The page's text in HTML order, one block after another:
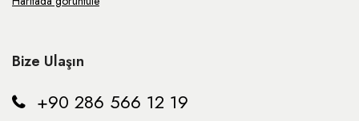
Bize Ulaşın
+90 286 566 12 19